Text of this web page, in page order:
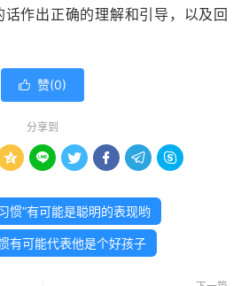
作出正确的理解和引导，以及回
 赞(0)
分享到
     
惯”有可能是聪明的表现哟
有可能代表他是个好孩子